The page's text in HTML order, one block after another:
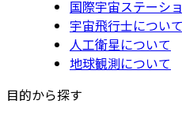
国際宇宙ステーシ
宇宙飛行士について
人工衛星について
地球観測について
目的から探す